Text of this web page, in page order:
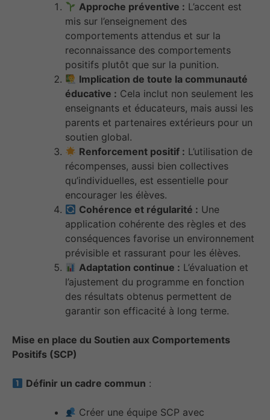
Approche préventive : L’accent est
mis sur l’enseignement des
comportements attendus et sur la
reconnaissance des comportements
positifs plutôt que sur la punition.
Implication de toute la communauté
éducative : Cela inclut non seulement les
enseignants et éducateurs, mais aussi les
parents et partenaires extérieurs pour un
soutien global.
Renforcement positif : L’utilisation de
récompenses, aussi bien collectives
qu’individuelles, est essentielle pour
encourager les élèves.
Cohérence et régularité : Une
application cohérente des règles et des
conséquences favorise un environnement
prévisible et rassurant pour les élèves.
Adaptation continue : L’évaluation et
l’ajustement du programme en fonction
des résultats obtenus permettent de
garantir son efficacité à long terme.
Mise en place du Soutien aux Comportements
Positifs (SCP)
Définir un cadre commun :
Créer une équipe SCP avec